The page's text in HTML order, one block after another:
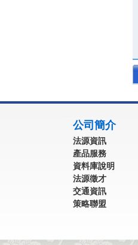
公司簡介
法源資訊
產品服務
資料庫說明
法源徵才
交通資訊
策略聯盟